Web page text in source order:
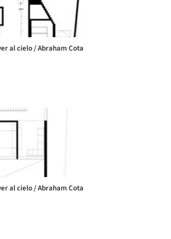
al cielo / Abraham Cota
al cielo / Abraham Cota